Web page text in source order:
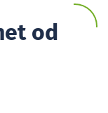
od